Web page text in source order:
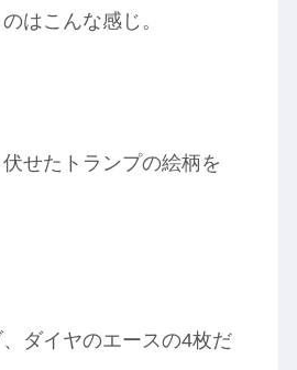
はこんな感じ。
せたトランプの絵柄を
ダイヤのエースの4枚だ